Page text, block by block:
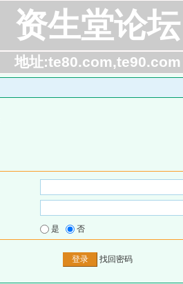
资生堂论坛
地址:te80.com,te90.com
是 否
找回密码